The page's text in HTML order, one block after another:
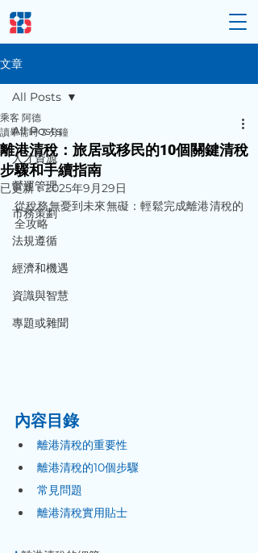
文章
All Posts
人才資源
營運管理
市務策劃
法規遵循
經濟和機遇
資識與智慧
專題或雜聞
All Posts
離港清稅：旅居或移民的10個關鍵清稅
步驟和手續指南
乘客 阿德
讀畢需時 3 分鐘
已更新：2025年9月29日
從稅務無憂到未來無礙：輕鬆完成離港清稅的
全攻略
內容目錄
離港清稅的重要性
離港清稅的10個步驟
常見問題
離港清稅實用貼士